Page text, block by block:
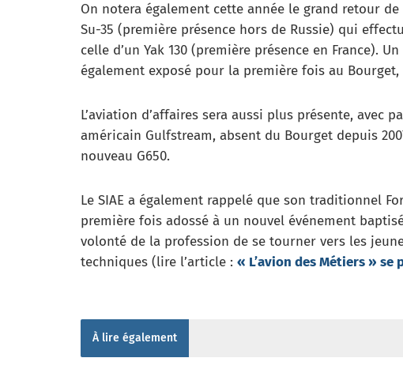
On notera également cette année le grand retour de
Su-35 (première présence hors de Russie) qui
celle d’un Yak 130 (première présence en France).
également exposé pour la première fois au
L’aviation d’affaires sera aussi plus présente, avec
américain Gulfstream, absent du Bourget depuis
nouveau G650.
Le SIAE a également rappelé que son traditionnel
première fois adossé à un nouvel événement
volonté de la profession de se tourner vers les
techniques (lire l’article : « L’avion des Métiers »
À lire également